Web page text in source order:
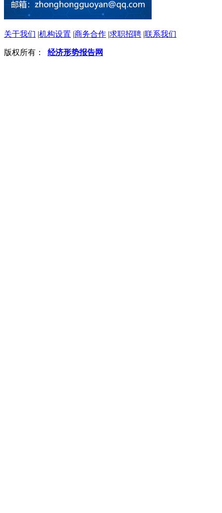
关于我们 |机构设置 |商务合作 |求职招聘 |联系我们
版权所有： 经济形势报告网